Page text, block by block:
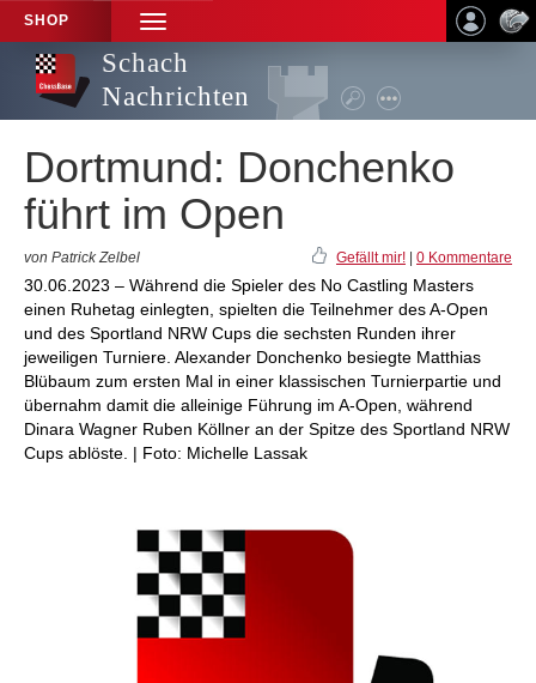
SHOP
TOGGLE
NAVIGATION
Schach
Nachrichten
Dortmund: Donchenko
führt im Open
von Patrick Zelbel Gefällt mir! 0 Kommentare
30.06.2023 – Während die Spieler des No Castling Masters
einen Ruhetag einlegten, spielten die Teilnehmer des A-Open
und des Sportland NRW Cups die sechsten Runden ihrer
jeweiligen Turniere. Alexander Donchenko besiegte Matthias
Blübaum zum ersten Mal in einer klassischen Turnierpartie und
übernahm damit die alleinige Führung im A-Open, während
Dinara Wagner Ruben Köllner an der Spitze des Sportland NRW
Cups ablöste. | Foto: Michelle Lassak